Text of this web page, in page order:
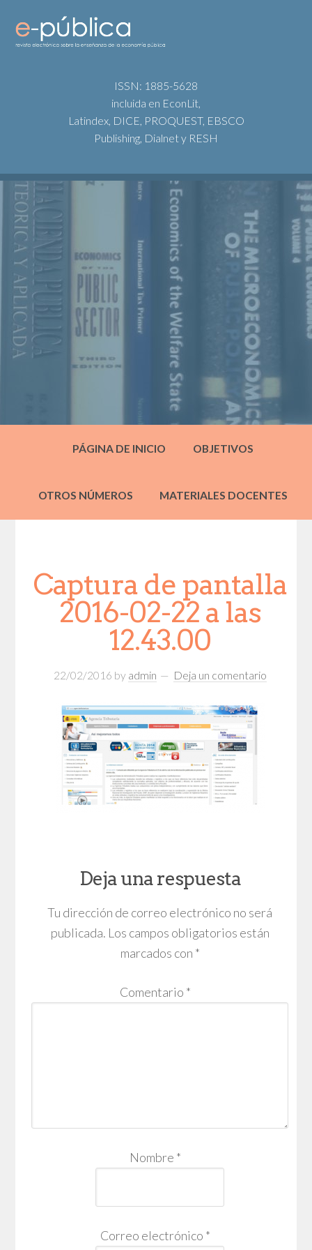
ISSN: 1885-5628
incluida en EconLit,
Latindex, DICE, PROQUEST, EBSCO
Publishing, Dialnet y RESH
PÁGINA DE INICIO OBJETIVOS
OTROS NÚMEROS MATERIALES DOCENTES
Captura de pantalla
2016-02-22 a las
12.43.00
22/02/2016 by admin Deja un comentario
Deja una respuesta
Tu dirección de correo electrónico no será
publicada. Los campos obligatorios están
marcados con *
Comentario *
Nombre *
Correo electrónico *